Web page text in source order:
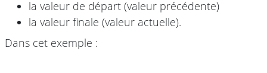
la valeur de départ (valeur précédente)
la valeur finale (valeur actuelle).
Dans cet exemple :